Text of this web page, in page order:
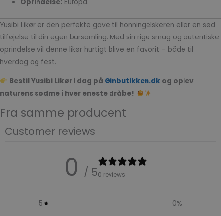
Oprindelse: Europa.
Yusibi Likør er den perfekte gave til honningelskeren eller en sød
tilføjelse til din egen barsamling. Med sin rige smag og autentiske
oprindelse vil denne likør hurtigt blive en favorit – både til
hverdag og fest.
Bestil Yusibi Likør i dag på Ginbutikken.dkog oplev
naturens sødme i hver eneste dråbe!
Fra samme producent
Customer reviews
0 / 50 reviews
5 0%